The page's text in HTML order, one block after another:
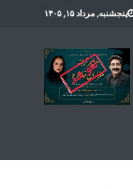
پنجشنبه, مرداد ۱۵, ۱۴۰۵